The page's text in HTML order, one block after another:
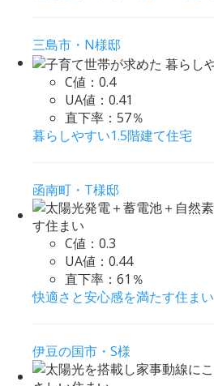
三島市・N様邸
C値： 0.4
UA値： 0.41
直下率： 57％
暮らしやすい1.5階建て住宅
函南町・T様邸
C値： 0.3
UA値： 0.44
直下率： 61％
快適さと安心感を満たす住まい
伊豆の国市・S様